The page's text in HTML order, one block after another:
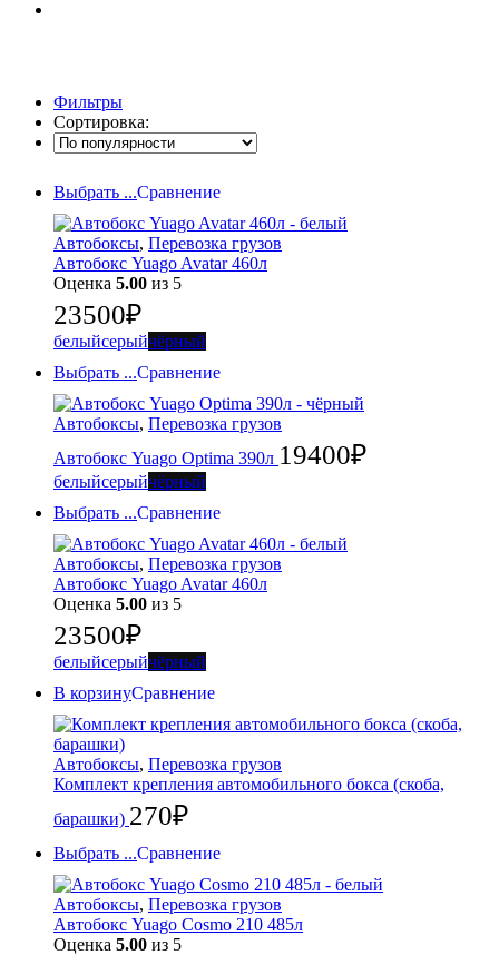
Фильтры
Сортировка:
Выбрать ...Сравнение
Автобоксы, Перевозка грузов
Автобокс Yuago Avatar 460л
Оценка 5.00 из 5
23500₽
белыйсерыйчёрный
Выбрать ...Сравнение
Автобоксы, Перевозка грузов
Автобокс Yuago Optima 390л 19400₽
белыйсерыйчёрный
Выбрать ...Сравнение
Автобоксы, Перевозка грузов
Автобокс Yuago Avatar 460л
Оценка 5.00 из 5
23500₽
белыйсерыйчёрный
В корзинуСравнение
Автобоксы, Перевозка грузов
Комплект крепления автомобильного бокса (скоба,
барашки) 270₽
Выбрать ...Сравнение
Автобоксы, Перевозка грузов
Автобокс Yuago Cosmo 210 485л
Оценка 5.00 из 5